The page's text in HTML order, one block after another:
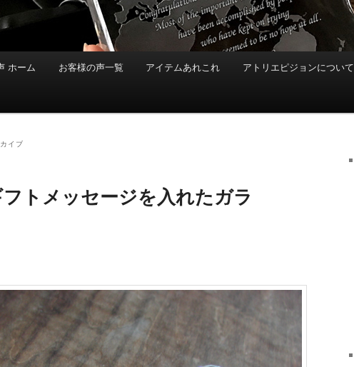
ホーム お客様の声一覧 アイテムあれこれ アトリエピジョンについて
イブ
トメッセージを入れたガラ